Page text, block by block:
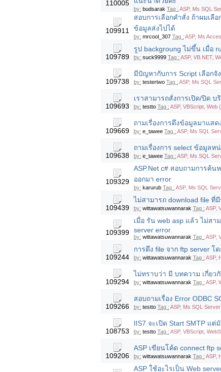
110005
by: budsarak Tag : ASP, Ms SQL
109911
สอบการเลือกคำสั่ง ถ้าผมเลื
ข้อมูลส่งไปได้
by: mrcool_307 Tag : ASP, Ms
109789
รูป backgroung ไม่ขึ้น เมื่อ
by: suck9999 Tag : ASP, VB.NET,
109738
มีปัญหากับการ Script เลือก
by: testertwo Tag : ASP, Ms SQL
109693
เราสามารถสั่งการเปิด/ปิด
by: testto Tag : ASP, VBScript, Web
109669
ถามเรื่องการดึงข้อมูลมาแส
by: e_tawee Tag : ASP, Ms SQL
109638
ถามเรื่องการ select ข้อมูลห
by: e_tawee Tag : ASP, Ms SQL
109329
ASP.Net c# สอบถามการค้น
ออกมา error
by: karurub Tag : ASP, Ms SQL
109439
ไม่สามารถ download file ที่
by: wittawatsuwannarak Tag : ASP,
109399
เมื่อ รัน web asp แล้ว ไม่ส
server error.
by: wittawatsuwannarak Tag : ASP,
109244
การดึง file จาก ftp server โ
by: wittawatsuwannarak Tag : ASP,
109294
ไม่ทราบว่า มี บทความ เกี่ยว
by: wittawatsuwannarak Tag : ASP,
109266
สอบถามเรื่อง Error ODBC
by: testto Tag : ASP, Ms SQL
108753
IIS7 จะเปิด Start SMTP แ
by: testto Tag : ASP, VBScript,
109206
ASP เขียนโค้ด connect ftp
by: wittawatsuwannarak Tag : ASP,
ASP ใช้อะไรเป็น Web